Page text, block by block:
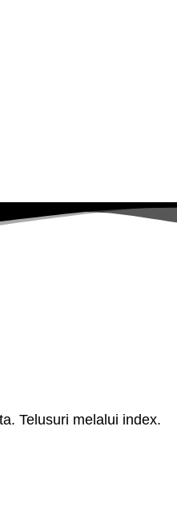
Telusuri melalui index.